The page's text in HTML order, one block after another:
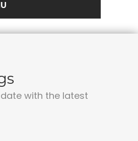
with the latest